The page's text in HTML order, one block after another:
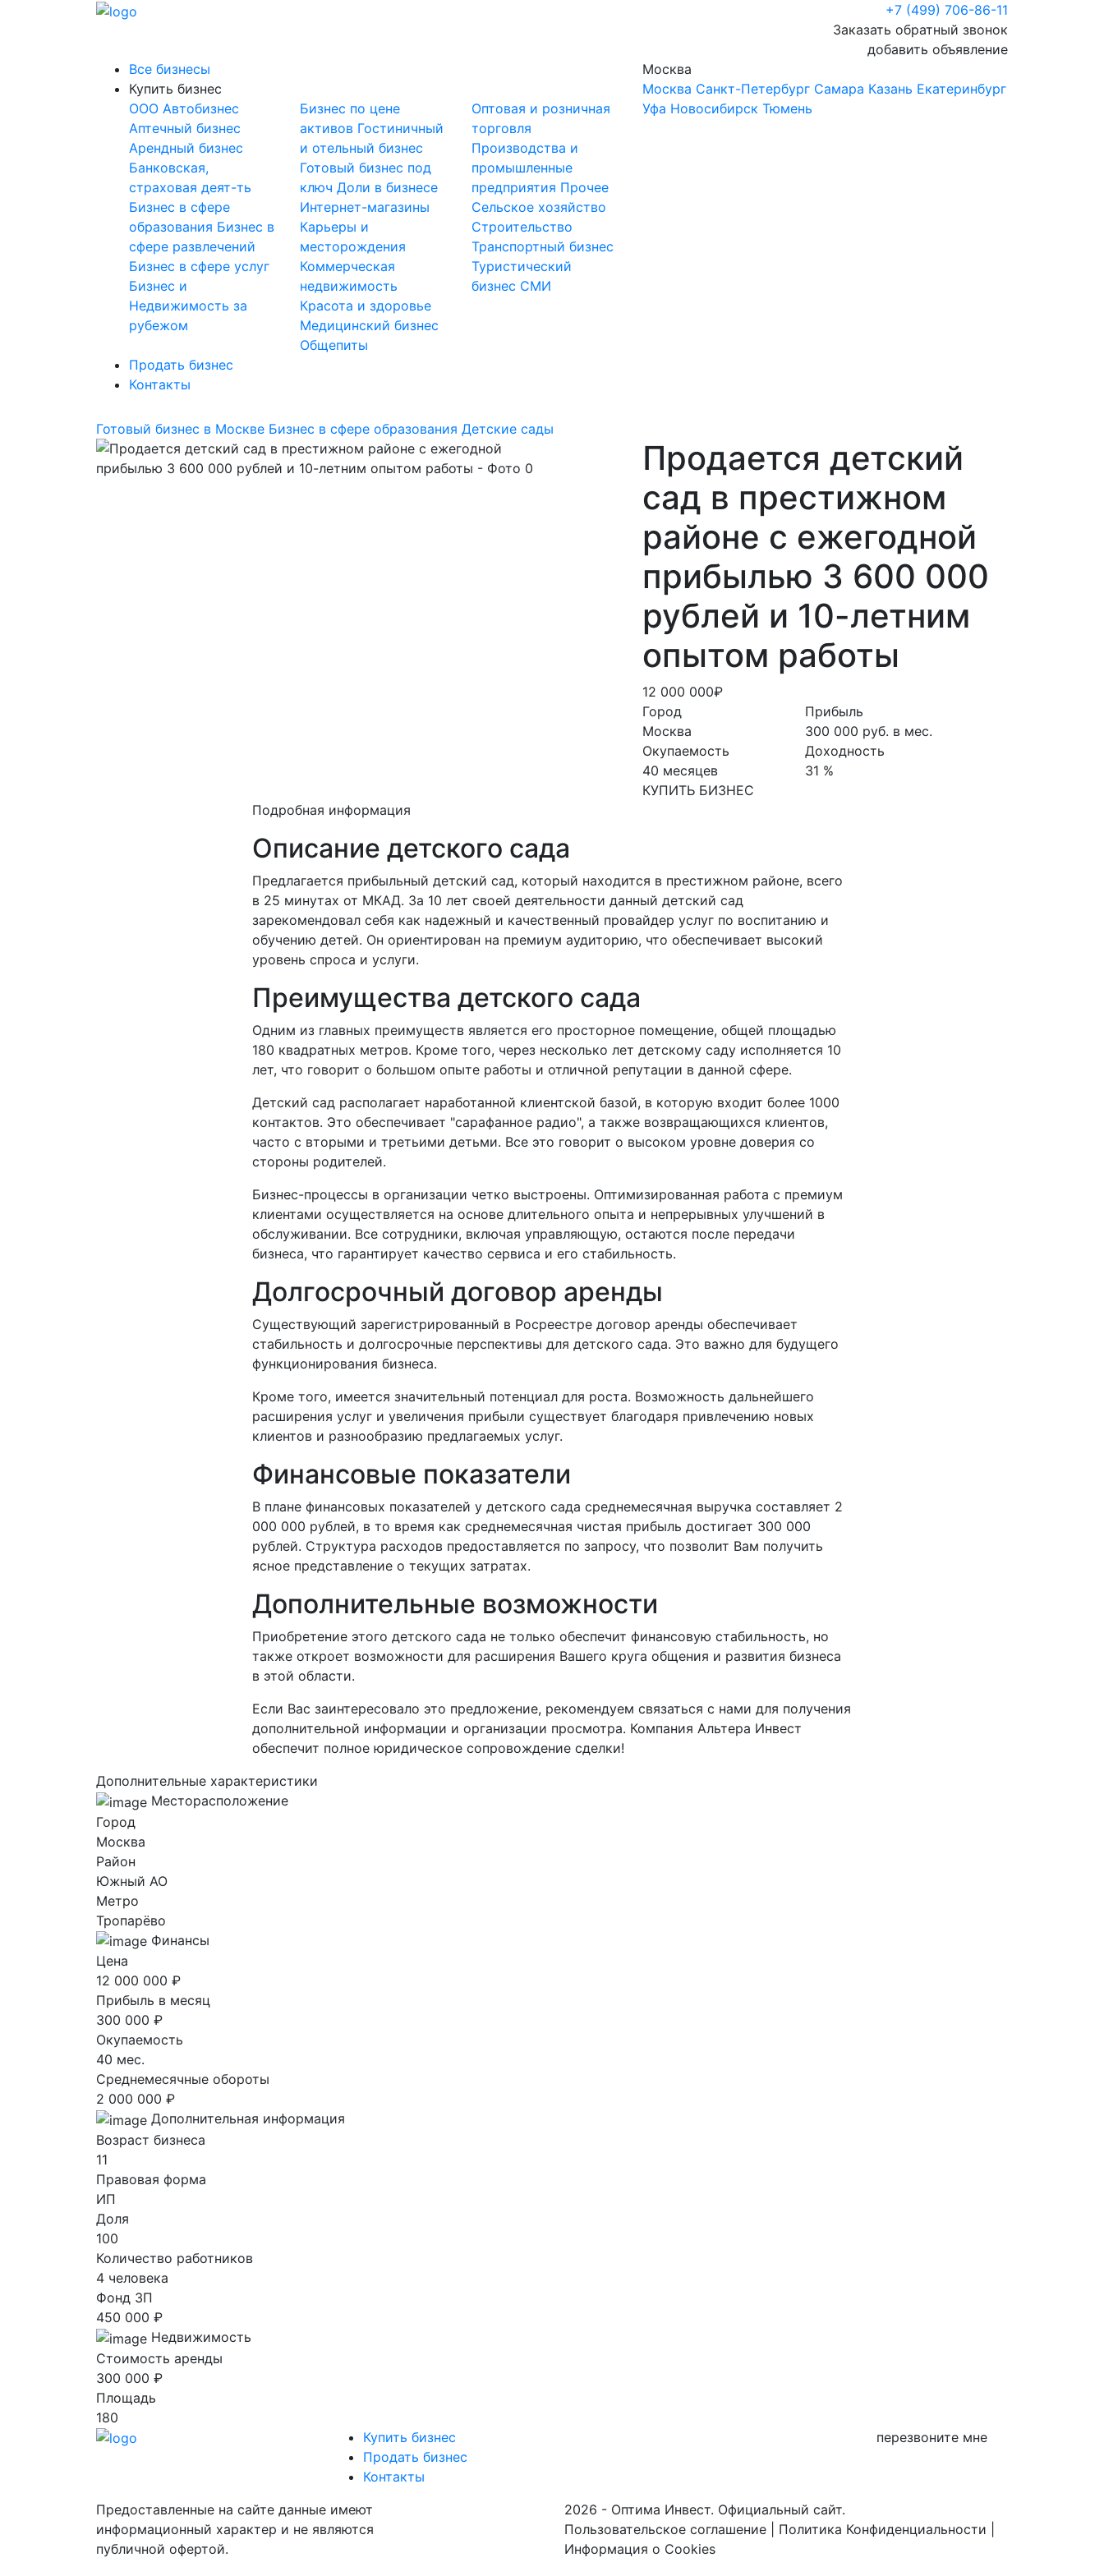
+7 (499) 706-86-11
Заказать обратный звонок
добавить объявление
Все бизнесы
Купить бизнес
OOO Автобизнес
Аптечный бизнес
Арендный бизнес
Банковская,
страховая деят-ть
Бизнес в сфере
образования Бизнес в
сфере развлечений
Бизнес в сфере услуг
Бизнес и
Недвижимость за
рубежом
Бизнес по цене
активов Гостиничный
и отельный бизнес
Готовый бизнес под
ключДоли в бизнесе
Интернет-магазины
Карьеры и
месторождения
Коммерческая
недвижимость
Красота и здоровье
Медицинский бизнес
Общепиты
Оптовая и розничная
торговля
Производства и
промышленные
предприятия Прочее
Сельское хозяйство
Строительство
Транспортный бизнес
Туристический
бизнес СМИ
Продать бизнес
Контакты
Москва
Москва Санкт-Петербург Самара Казань Екатеринбург
Уфа Новосибирск Тюмень
Готовый бизнес в Москве Бизнес в сфере образования Детские сады
Продается детский
сад в престижном
районе с ежегодной
прибылью 3 600 000
рублей и 10-летним
опытом работы
12 000 000₽
Город
Москва
Окупаемость
40 месяцев
КУПИТЬ БИЗНЕС
Прибыль
300 000 руб. в мес.
Доходность
31 %
Подробная информация
Описание детского сада
Предлагается прибыльный детский сад, который находится в престижном районе, всего
в 25 минутах от МКАД. За 10 лет своей деятельности данный детский сад
зарекомендовал себя как надежный и качественный провайдер услуг по воспитанию и
обучению детей. Он ориентирован на премиум аудиторию, что обеспечивает высокий
уровень спроса и услуги.
Преимущества детского сада
Одним из главных преимуществ является его просторное помещение, общей площадью
180 квадратных метров. Кроме того, через несколько лет детскому саду исполняется 10
лет, что говорит о большом опыте работы и отличной репутации в данной сфере.
Детский сад располагает наработанной клиентской базой, в которую входит более 1000
контактов. Это обеспечивает "сарафанное радио", а также возвращающихся клиентов,
часто с вторыми и третьими детьми. Все это говорит о высоком уровне доверия со
стороны родителей.
Бизнес-процессы в организации четко выстроены. Оптимизированная работа с премиум
клиентами осуществляется на основе длительного опыта и непрерывных улучшений в
обслуживании. Все сотрудники, включая управляющую, остаются после передачи
бизнеса, что гарантирует качество сервиса и его стабильность.
Долгосрочный договор аренды
Существующий зарегистрированный в Росреестре договор аренды обеспечивает
стабильность и долгосрочные перспективы для детского сада. Это важно для будущего
функционирования бизнеса.
Кроме того, имеется значительный потенциал для роста. Возможность дальнейшего
расширения услуг и увеличения прибыли существует благодаря привлечению новых
клиентов и разнообразию предлагаемых услуг.
Финансовые показатели
В плане финансовых показателей у детского сада среднемесячная выручка составляет 2
000 000 рублей, в то время как среднемесячная чистая прибыль достигает 300 000
рублей. Структура расходов предоставляется по запросу, что позволит Вам получить
ясное представление о текущих затратах.
Дополнительные возможности
Приобретение этого детского сада не только обеспечит финансовую стабильность, но
также откроет возможности для расширения Вашего круга общения и развития бизнеса
в этой области.
Если Вас заинтересовало это предложение, рекомендуем связаться с нами для получения
дополнительной информации и организации просмотра. Компания Альтера Инвест
обеспечит полное юридическое сопровождение сделки!
Дополнительные характеристики
Месторасположение
Город
Москва
Район
Южный AO
Метро
Тропарёво
Финансы
Цена
12 000 000 ₽
Прибыль в месяц
300 000 ₽
Окупаемость
40 мес.
Среднемесячные обороты
2 000 000 ₽
Дополнительная информация
Возраст бизнеса
11
Правовая форма
ИП
Доля
100
Количество работников
4 человека
Фонд ЗП
450 000 ₽
Недвижимость
Стоимость аренды
300 000 ₽
Площадь
180
Купить бизнес
Продать бизнес
Контакты
перезвоните мне
Предоставленные на сайте данные имеют
информационный характер и не являются
публичной офертой.
2026 - Оптима Инвест. Официальный сайт.
Пользовательское соглашение
Политика Конфиденциальности
Информация о Cookies